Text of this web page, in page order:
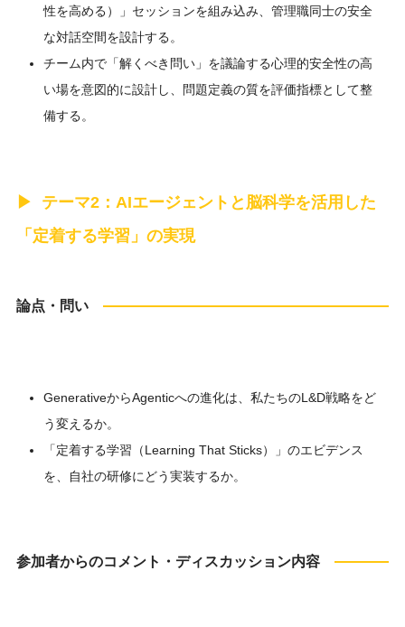
性を高める）」セッションを組み込み、管理職同士の安全
な対話空間を設計する。
チーム内で「解くべき問い」を議論する心理的安全性の高
い場を意図的に設計し、問題定義の質を評価指標として整
備する。
テーマ2：AIエージェントと脳科学を活用した
「定着する学習」の実現
論点・問い
GenerativeからAgenticへの進化は、私たちのL&D戦略をど
う変えるか。
「定着する学習（Learning That Sticks）」のエビデンス
を、自社の研修にどう実装するか。
参加者からのコメント・ディスカッション内容